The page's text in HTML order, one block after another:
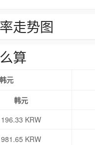
走势图
算
元
韩元
196.33 KRW
981.65 KRW